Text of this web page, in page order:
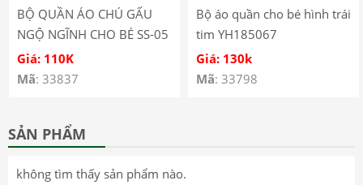
BỘ QUẦN ÁO CHÚ GẤU
NGỘ NGĨNH CHO BÉ SS-05
Giá: 110K
Mã: 33837
Bộ áo quần cho bé hình trái
tim YH185067
Giá: 130k
Mã: 33798
SẢN PHẨM
không tìm thấy sản phẩm nào.